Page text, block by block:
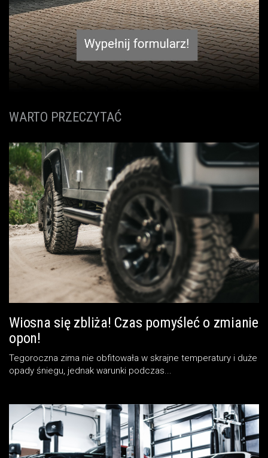
WARTO PRZECZYTAĆ
Wiosna się zbliża! Czas pomyśleć o zmianie
opon!
Tegoroczna zima nie obfitowała w skrajne temperatury i duże
opady śniegu, jednak warunki podczas...